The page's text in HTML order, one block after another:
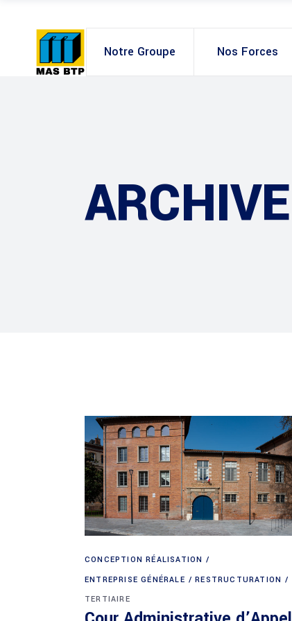
Notre Groupe Nos Forces
ARCHIVE
CONCEPTION RÉALISATION
ENTREPRISE GÉNÉRALE
RESTRUCTURATION
TERTIAIRE